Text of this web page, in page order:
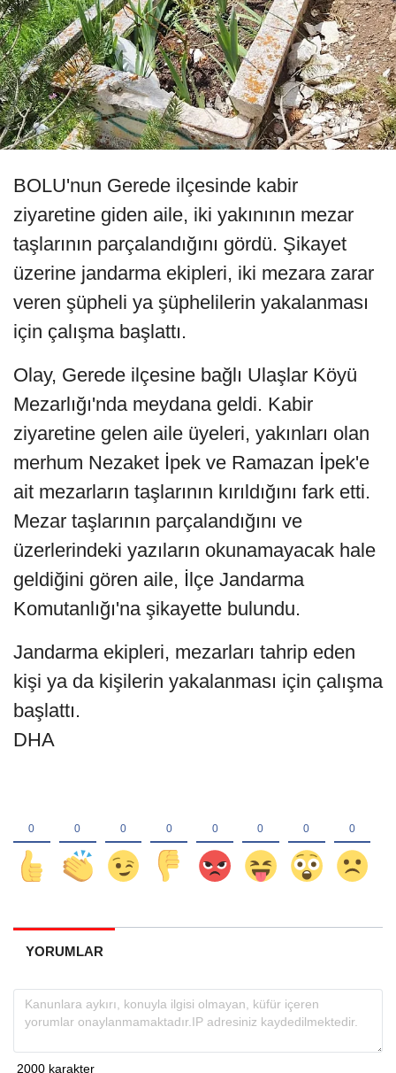
BOLU'nun Gerede ilçesinde kabir
ziyaretine giden aile, iki yakınının mezar
taşlarının parçalandığını gördü. Şikayet
üzerine jandarma ekipleri, iki mezara zarar
veren şüpheli ya şüphelilerin yakalanması
için çalışma başlattı.
Olay, Gerede ilçesine bağlı Ulaşlar Köyü
Mezarlığı'nda meydana geldi. Kabir
ziyaretine gelen aile üyeleri, yakınları olan
merhum Nezaket İpek ve Ramazan İpek'e
ait mezarların taşlarının kırıldığını fark etti.
Mezar taşlarının parçalandığını ve
üzerlerindeki yazıların okunamayacak hale
geldiğini gören aile, İlçe Jandarma
Komutanlığı'na şikayette bulundu.
Jandarma ekipleri, mezarları tahrip eden
kişi ya da kişilerin yakalanması için çalışma
başlattı.
DHA
YORUMLAR